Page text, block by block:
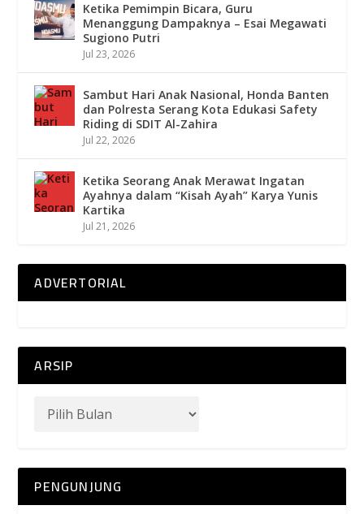
Ketika Pemimpin Bicara, Guru
Menanggung Dampaknya – Esai Megawati
Sugiono Putri
Jul 23, 2026
Sambut Hari Anak Nasional, Honda Banten
dan Polresta Serang Kota Edukasi Safety
Riding di SDIT Al-Zahira
Jul 22, 2026
Ketika Seorang Anak Merawat Ingatan
Ayahnya dalam “Kisah Ayah” Karya Yunis
Kartika
Jul 21, 2026
ADVERTORIAL
ARSIP
PENGUNJUNG